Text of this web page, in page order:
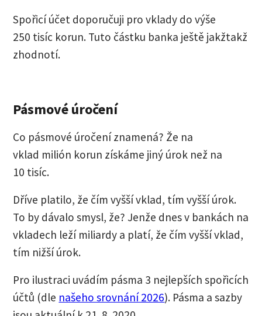
Spořicí účet doporučuji pro vklady do výše
250 tisíc korun. Tuto částku banka ještě jakžtakž
zhodnotí.
Pásmové úročení
Co pásmové úročení znamená? Že na
vklad milión korun získáme jiný úrok než na
10 tisíc.
Dříve platilo, že čím vyšší vklad, tím vyšší úrok.
To by dávalo smysl, že? Jenže dnes v bankách na
vkladech leží miliardy a platí, že čím vyšší vklad,
tím nižší úrok.
Pro ilustraci uvádím pásma 3 nejlepších spořicích
účtů (dle našeho srovnání 2026). Pásma a sazby